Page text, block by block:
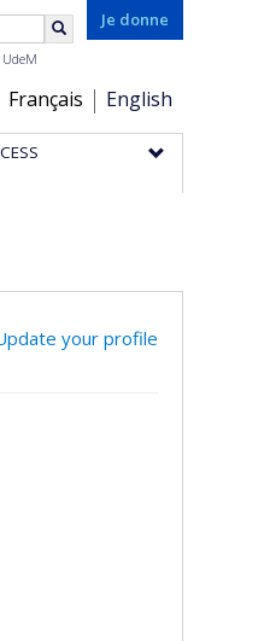
Je donne
Choix
Français English
your profile